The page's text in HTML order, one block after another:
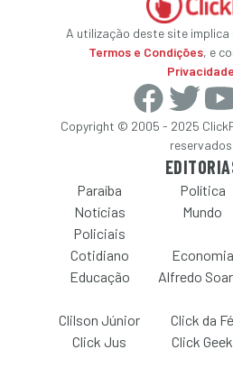
A utilização deste site implica
Termos e Condições, e
Privacidade
Copyright © 2005 - 2025
reservados.
Paraíba Política
Notícias
Policiais
Mundo
Cotidiano Economia
Educação
Alfredo
Clilson Júnior
Click da Fé
Click Jus
Click Geek